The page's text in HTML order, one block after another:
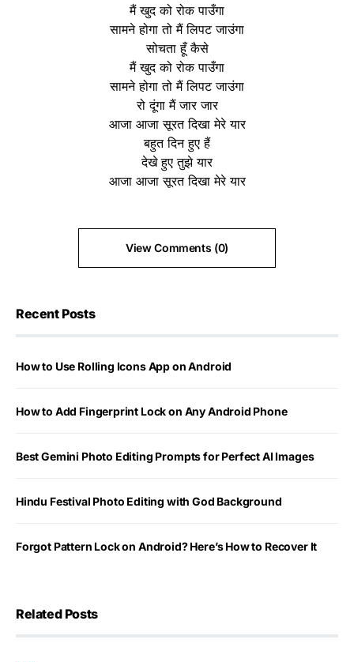
मैं खुद को रोक पाउँगा
सामने होगा तो मैं लिपट जाउंगा
सोचता हूँ कैसे
मैं खुद को रोक पाउँगा
सामने होगा तो मैं लिपट जाउंगा
रो दूंगा मैं जार जार
आजा आजा सूरत दिखा मेरे यार
बहुत दिन हुए हैं
देखे हुए तुझे यार
आजा आजा सूरत दिखा मेरे यार
View Comments (0)
Recent Posts
How to Use Rolling Icons App on Android
How to Add Fingerprint Lock on Any Android Phone
Best Gemini Photo Editing Prompts for Perfect AI Images
Hindu Festival Photo Editing with God Background
Forgot Pattern Lock on Android? Here’s How to Recover It
Related Posts